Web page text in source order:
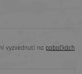
vyzvednutí na pobočkách